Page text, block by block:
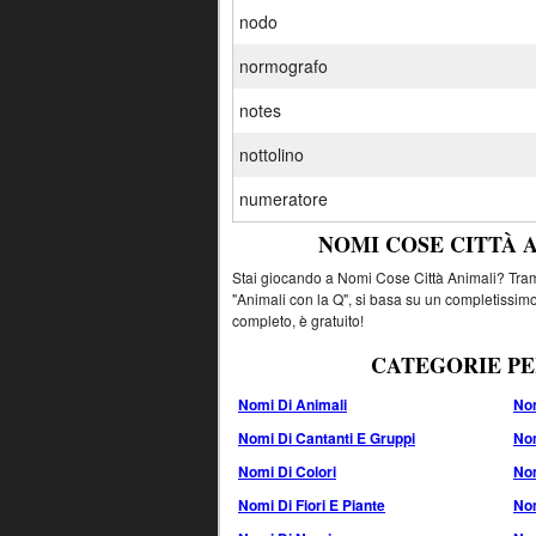
nodo
normografo
notes
nottolino
numeratore
NOMI COSE CITTÀ
Stai giocando a Nomi Cose Città Animali?
"Animali con la Q", si basa su un
completo, è gratuito!
CATEGORIE
Nomi Di Animali
Nomi Di Cantanti E Gruppi
Nomi Di Colori
Nomi Di Fiori E Piante